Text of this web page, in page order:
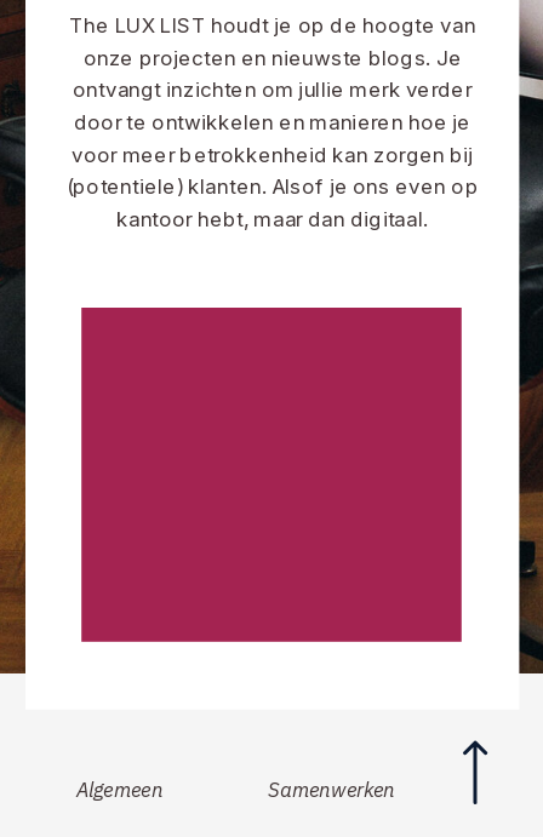
The LUX LIST houdt je op de hoogte van
onze projecten en nieuwste blogs. Je
ontvangt inzichten om jullie merk verder
door te ontwikkelen en manieren hoe je
voor meer betrokkenheid kan zorgen bij
(potentiele) klanten. Alsof je ons even op
kantoor hebt, maar dan digitaal.
Samenwerken
Algemeen